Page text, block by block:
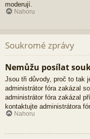
moderují.
Nahoru
Soukromé zprávy
Nemůžu posílat
Jsou tři důvody, proč to tak
administrátor fóra zakázal
administrátor fóra zakázal
kontaktujte administrátora
Nahoru